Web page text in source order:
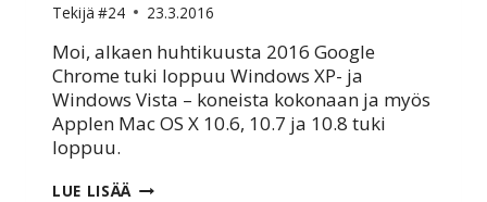
Tekijä #24 23.3.2016
Moi, alkaen huhtikuusta 2016 Google
Chrome tuki loppuu Windows XP- ja
Windows Vista – koneista kokonaan ja myös
Applen Mac OS X 10.6, 10.7 ja 10.8 tuki
loppuu.
LUE LISÄÄ GOOGLE